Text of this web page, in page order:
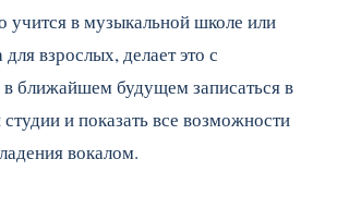
учится в музыкальной школе или
взрослых, делает это с
ближайшем будущем записаться в
и показать все возможности
вокалом.